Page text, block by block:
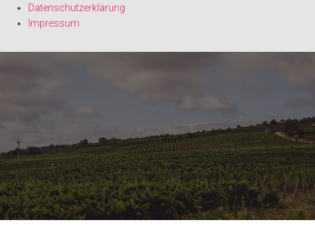
Datenschutzerklärung
Impressum